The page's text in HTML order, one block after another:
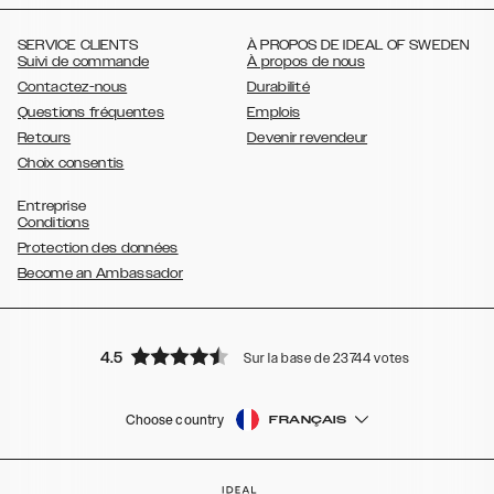
Ultra,Galaxy S10,Galaxy S10+,Galaxy S10e,Galaxy S9,Galaxy S9+,
SERVICE CLIENTS
Suivi de commande
Contactez-nous
Questions fréquentes
Retours
Choix consentis
À PROPOS DE IDEAL OF SWEDEN
À propos de nous
Durabilité
Emplois
Devenir revendeur
Entreprise
Conditions
Protection des données
Become an Ambassador
4.5 Sur la base de 23744 votes
Choose country FRANÇAIS